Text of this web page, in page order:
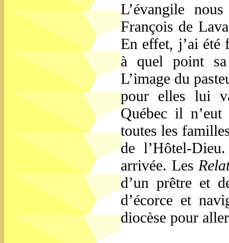
L’évangile
François de
En effet, j’ai été
à quel point
L’image du
pour elles lui
Québec il
toutes les
de l’Hôtel-
arrivée. Les
d’un prêtre et
d’écorce et
diocèse pour